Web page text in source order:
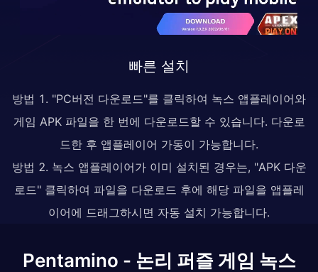
빠른 설치
방법 1. "PC버전 다운로드"를 클릭하여 녹스 앱플레이어와
게임 APK 파일을 한 번에 다운로드할 수 있습니다. 다운로
드한 후 앱플레이어 가동이 가능합니다.
방법 2. 녹스 앱플레이어가 이미 설치된 경우는, "APK 다운
로드" 클릭하여 파일을 다운로드 후에 해당 파일을 앱플레
이어에 드래그하시면 자동 설치 가능합니다.
Pentamino - 논리 퍼즐 게임 녹스